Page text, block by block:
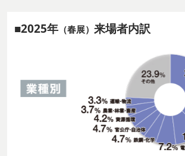
■2025年 （春展） 来場者内訳